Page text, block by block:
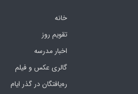
خانه
تقویم روز
اخبار مدرسه
گالری عکس و فیلم
ره‌یافتگان در گذر ایام